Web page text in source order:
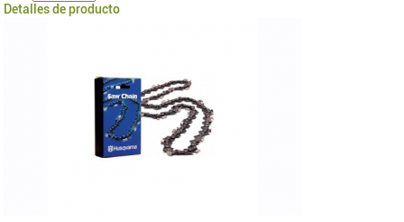
Detalles de producto